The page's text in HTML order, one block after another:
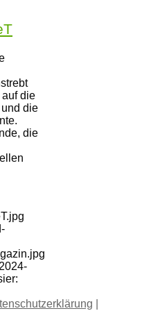
die
die
die
2024-